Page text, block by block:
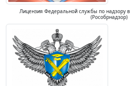
Лицензия Федеральной службы по надзору
(Рособрнадзор)